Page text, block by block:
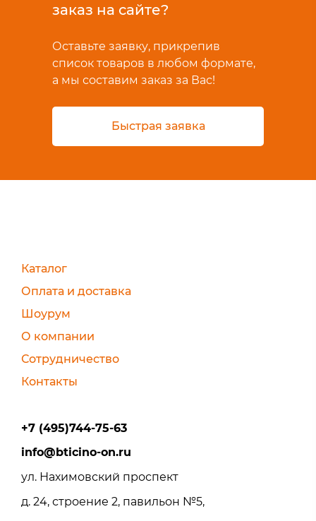
заказ на сайте?
Оставьте заявку, прикрепив
список товаров в любом формате,
а мы составим заказ за Вас!
Быстрая заявка
Каталог
Оплата и доставка
Шоурум
О компании
Сотрудничество
Контакты
+7 (495)744-75-63
info@bticino-on.ru
ул. Нахимовский проспект
д. 24, строение 2, павильон №5,